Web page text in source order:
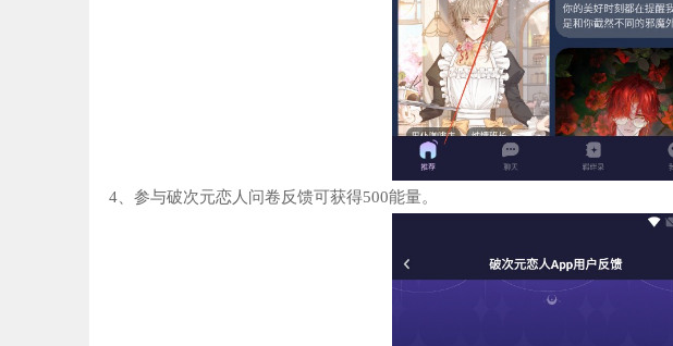
4、参与破次元恋人问卷反馈可获得500能量。